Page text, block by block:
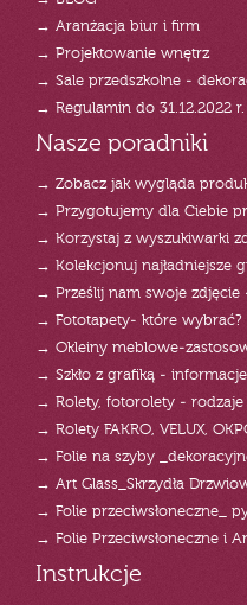
→ Aranżacja biur i firm
→ Projektowanie wnętrz
→ Sale przedszkolne -
→ Regulamin do 31.12.2022 r.
Nasze poradniki
→ Zobacz jak wygląda
→ Przygotujemy dla Ciebie
→ Korzystaj z wyszukiwarki
→ Kolekcjonuj najładniejsze
→ Prześlij nam swoje zdjęcie
→ Fototapety- które wybrać?
→ Okleiny meblowe-
→ Szkło z grafiką - informacje
→ Rolety, fotorolety - rodzaje
→ Rolety FAKRO, VELUX,
→ Folie na szyby
→ Art Glass_Skrzydła
→ Folie przeciwsłoneczne_
→ Folie Przeciwsłoneczne i
Instrukcje